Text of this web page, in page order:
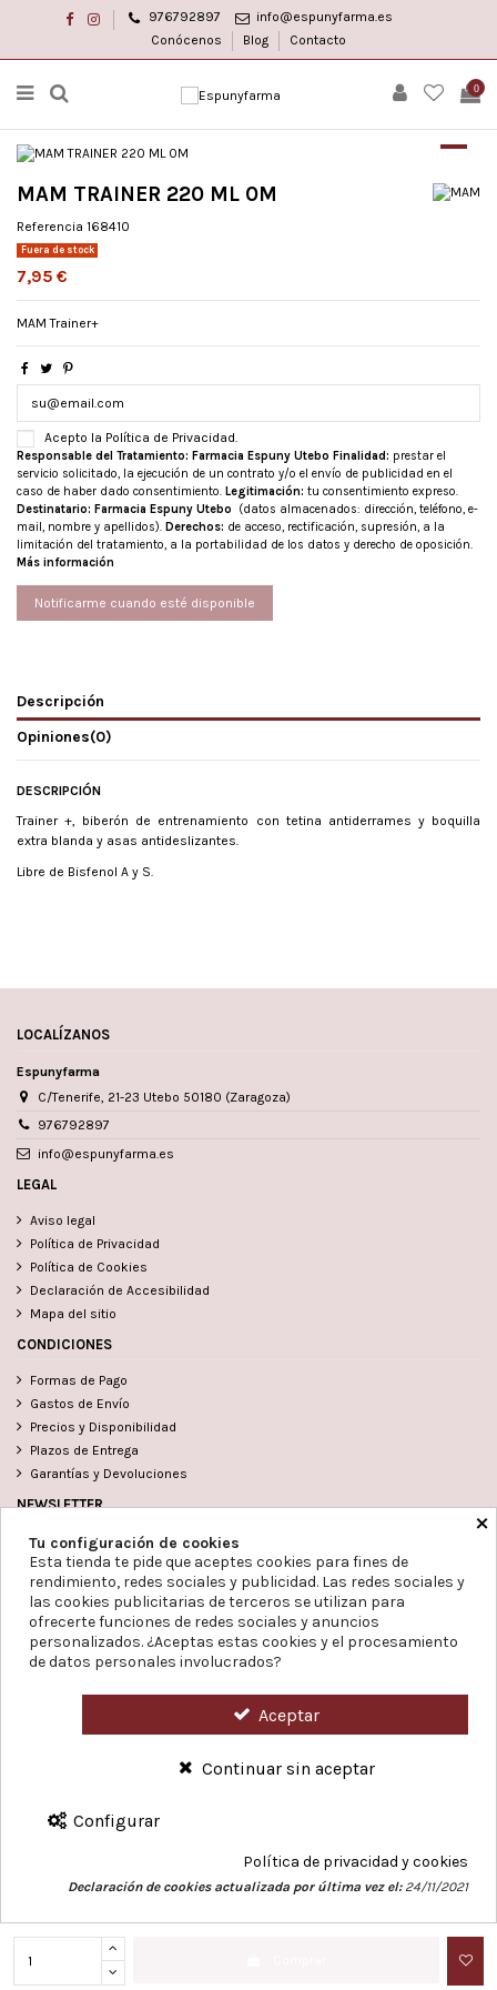
AccesoAcceso 976792897
info@espunyfarma.es
Conócenos
Blog Contacto
0
MAM TRAINER 220 ML 0M
Referencia 168410
Fuera de stock
7,95 €
MAM Trainer+
Acepto la Política de Privacidad.
Responsable del Tratamiento: Farmacia Espuny Utebo Finalidad: prestar el
servicio solicitado, la ejecución de un contrato y/o el envío de publicidad en el
caso de haber dado consentimiento. Legitimación: tu consentimiento expreso.
Destinatario: Farmacia Espuny Utebo (datos almacenados: dirección, teléfono, e-
mail, nombre y apellidos). Derechos: de acceso, rectificación, supresión, a la
limitación del tratamiento, a la portabilidad de los datos y derecho de oposición.
Más información
Descripción
Opiniones(0)
DESCRIPCIÓN
Trainer +, biberón de entrenamiento con tetina antiderrames y boquilla
extra blanda y asas antideslizantes.
Libre de Bisfenol A y S.
LOCALÍZANOS
Espunyfarma
C/Tenerife, 21-23 Utebo 50180 (Zaragoza)
976792897
info@espunyfarma.es
LEGAL
Aviso legal
Política de Privacidad
Política de Cookies
Declaración de Accesibilidad
Mapa del sitio
CONDICIONES
Formas de Pago
Gastos de Envío
Precios y Disponibilidad
Plazos de Entrega
Garantías y Devoluciones
NEWSLETTER
Puede darse de baja en cualquier momento. Para ello,
consulte nuestra información de contacto en el aviso
legal.
Acepto la Política de Privacidad.
Responsable del Tratamiento: Farmacia Espuny Utebo
caso de haber dado consentimiento.Legitimación:tu consentimiento expreso.
(datos almacenados: dirección, teléfono, e-
Proyecto: Instalación y puesta en marcha de aerotermia
© 2023 Espunyfarma. Diseño web por
×
Tu configuración de cookies
Esta tienda te pide que aceptes cookies para fines de
rendimiento, redes sociales y publicidad. Las redes sociales y
las cookies publicitarias de terceros se utilizan para
ofrecerte funciones de redes sociales y anuncios
personalizados. ¿Aceptas estas cookies y el procesamiento
de datos personales involucrados?
Aceptar
Continuar sin aceptar
Configurar
Política de privacidad y cookies
Declaración de cookies actualizada por última vez el:24/11/2021